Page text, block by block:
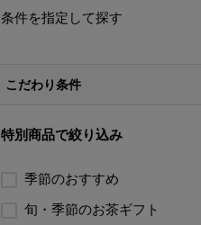
条件を指定して探す
こだわり条件
特別商品で絞り込み
季節のおすすめ
旬・季節のお茶ギフト